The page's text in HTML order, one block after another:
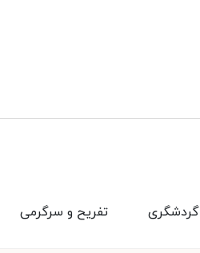
تفریح و سرگرمی گردشگری